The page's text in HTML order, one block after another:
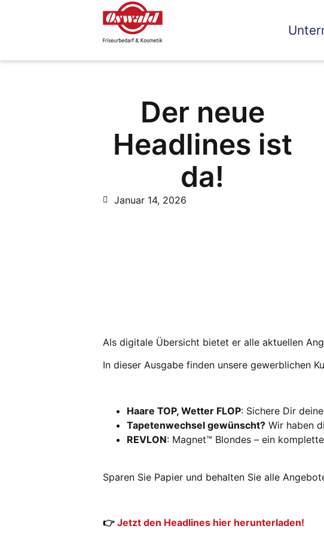
Der neue
Headlines ist
da!
Januar 14, 2026
Als digitale Übersicht bietet er alle aktuellen
In dieser Ausgabe finden unsere gewerblichen
Haare TOP, Wetter FLOP: Sichere Dir
Tapetenwechsel gewünscht? Wir haben
REVLON: Magnet™ Blondes – ein
Sparen Sie Papier und behalten Sie alle
👉 Jetzt den Headlines hier herunterladen!